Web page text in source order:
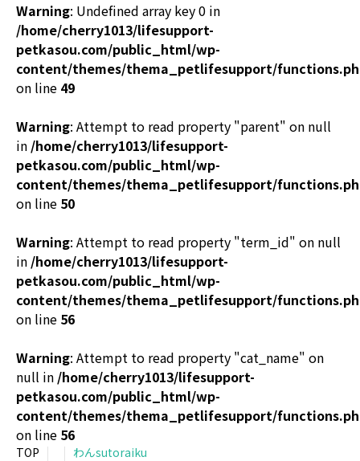
Warning: Undefined array key 0 in
/home/cherry1013/lifesupport-
petkasou.com/public_html/wp-
content/themes/thema_petlifesupport/
on line 49
Warning: Attempt to read property "parent" on null
in /home/cherry1013/lifesupport-
petkasou.com/public_html/wp-
content/themes/thema_petlifesupport/
on line 50
Warning: Attempt to read property "term_id" on null
in /home/cherry1013/lifesupport-
petkasou.com/public_html/wp-
content/themes/thema_petlifesupport/
on line 56
Warning: Attempt to read property "cat_name" on
null in /home/cherry1013/lifesupport-
petkasou.com/public_html/wp-
content/themes/thema_petlifesupport/
on line 56
TOP わんsutoraiku